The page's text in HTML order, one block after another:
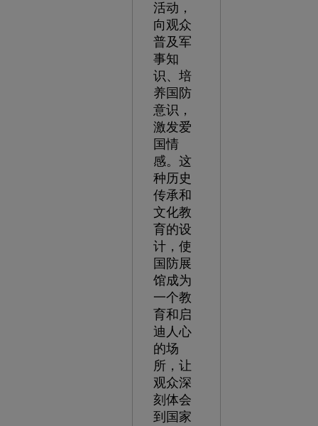
活动，
向观众
普及军
事知
识、培
养国防
意识，
激发爱
国情
感。这
种历史
传承和
文化教
育的设
计，使
国防展
馆成为
一个教
育和启
迪人心
的场
所，让
观众深
刻体会
到国家